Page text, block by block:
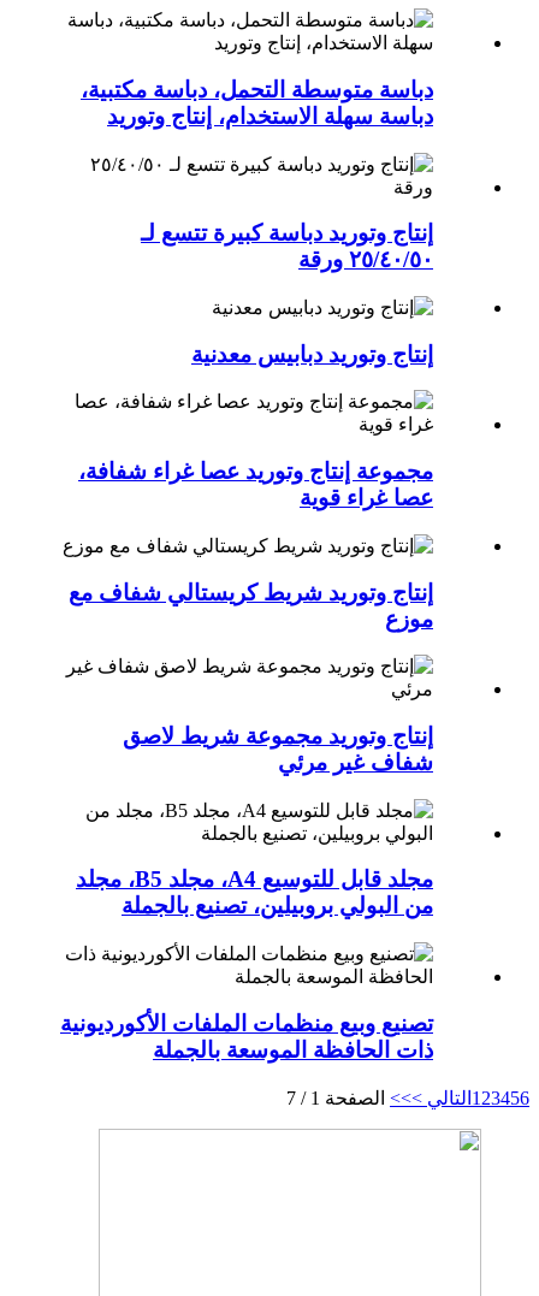
دباسة متوسطة التحمل، دباسة مكتبية،
دباسة سهلة الاستخدام، إنتاج وتوريد
إنتاج وتوريد دباسة كبيرة تتسع لـ
٢٥/٤٠/٥٠ ورقة
إنتاج وتوريد دبابيس معدنية
مجموعة إنتاج وتوريد عصا غراء شفافة،
عصا غراء قوية
إنتاج وتوريد شريط كريستالي شفاف مع
موزع
إنتاج وتوريد مجموعة شريط لاصق
شفاف غير مرئي
مجلد قابل للتوسيع A4، مجلد B5، مجلد
من البولي بروبيلين، تصنيع بالجملة
تصنيع وبيع منظمات الملفات الأكورديونية
ذات الحافظة الموسعة بالجملة
1 23456 التالي >>> الصفحة 1 / 7